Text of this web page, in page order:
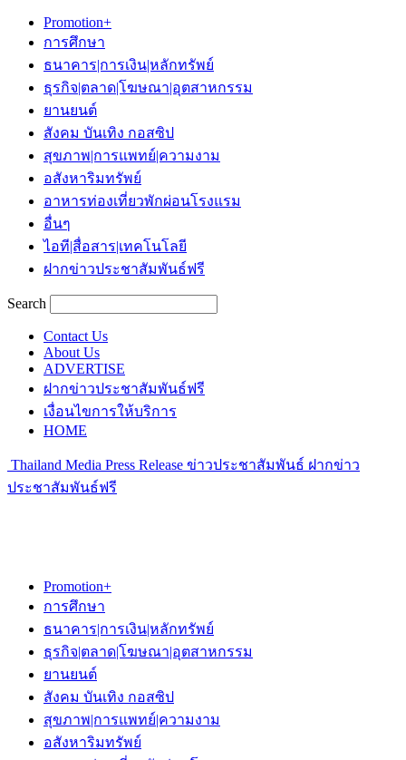
Promotion+
การศึกษา
ธนาคาร|การเงิน|หลักทรัพย์
ธุรกิจ|ตลาด|โฆษณา|อุตสาหกรรม
ยานยนต์
สังคม บันเทิง กอสซิป
สุขภาพ|การแพทย์|ความงาม
อสังหาริมทรัพย์
อาหารท่องเที่ยวพักผ่อนโรงแรม
อื่นๆ
ไอที|สื่อสาร|เทคโนโลยี
ฝากข่าวประชาสัมพันธ์ฟรี
Search
Contact Us
About Us
ADVERTISE
ฝากข่าวประชาสัมพันธ์ฟรี
เงื่อนไขการให้บริการ
HOME
Thailand Media Press Release ข่าวประชาสัมพันธ์ ฝากข่าว
ประชาสัมพันธ์ฟรี
Promotion+
การศึกษา
ธนาคาร|การเงิน|หลักทรัพย์
ธุรกิจ|ตลาด|โฆษณา|อุตสาหกรรม
ยานยนต์
สังคม บันเทิง กอสซิป
สุขภาพ|การแพทย์|ความงาม
อสังหาริมทรัพย์